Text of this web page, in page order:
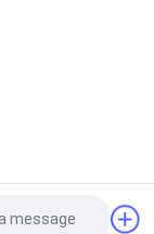
مانع اندفاع
Co.,